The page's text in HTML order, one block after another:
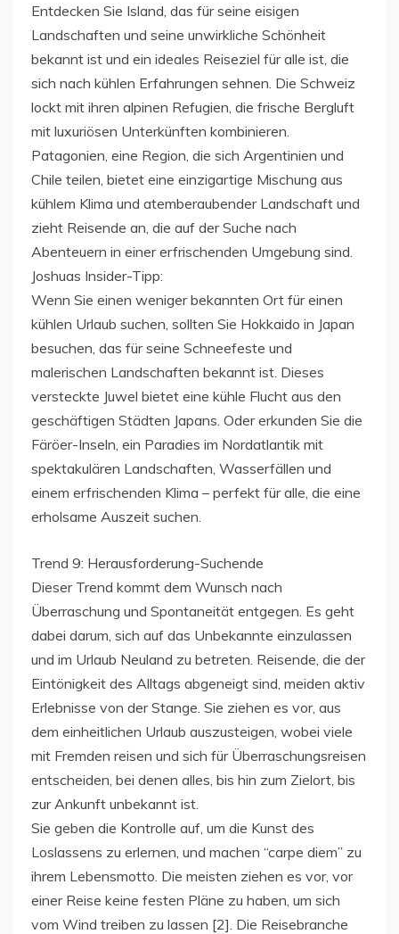
Entdecken Sie Island, das für seine eisigen
Landschaften und seine unwirkliche Schönheit
bekannt ist und ein ideales Reiseziel für alle ist, die
sich nach kühlen Erfahrungen sehnen. Die Schweiz
lockt mit ihren alpinen Refugien, die frische Bergluft
mit luxuriösen Unterkünften kombinieren.
Patagonien, eine Region, die sich Argentinien und
Chile teilen, bietet eine einzigartige Mischung aus
kühlem Klima und atemberaubender Landschaft und
zieht Reisende an, die auf der Suche nach
Abenteuern in einer erfrischenden Umgebung sind.
Joshuas Insider-Tipp:
Wenn Sie einen weniger bekannten Ort für einen
kühlen Urlaub suchen, sollten Sie Hokkaido in Japan
besuchen, das für seine Schneefeste und
malerischen Landschaften bekannt ist. Dieses
versteckte Juwel bietet eine kühle Flucht aus den
geschäftigen Städten Japans. Oder erkunden Sie die
Färöer-Inseln, ein Paradies im Nordatlantik mit
spektakulären Landschaften, Wasserfällen und
einem erfrischenden Klima – perfekt für alle, die eine
erholsame Auszeit suchen.
Trend 9: Herausforderung-Suchende
Dieser Trend kommt dem Wunsch nach
Überraschung und Spontaneität entgegen. Es geht
dabei darum, sich auf das Unbekannte einzulassen
und im Urlaub Neuland zu betreten. Reisende, die der
Eintönigkeit des Alltags abgeneigt sind, meiden aktiv
Erlebnisse von der Stange. Sie ziehen es vor, aus
dem einheitlichen Urlaub auszusteigen, wobei viele
mit Fremden reisen und sich für Überraschungsreisen
entscheiden, bei denen alles, bis hin zum Zielort, bis
zur Ankunft unbekannt ist.
Sie geben die Kontrolle auf, um die Kunst des
Loslassens zu erlernen, und machen “carpe diem” zu
ihrem Lebensmotto. Die meisten ziehen es vor, vor
einer Reise keine festen Pläne zu haben, um sich
vom Wind treiben zu lassen [2]. Die Reisebranche